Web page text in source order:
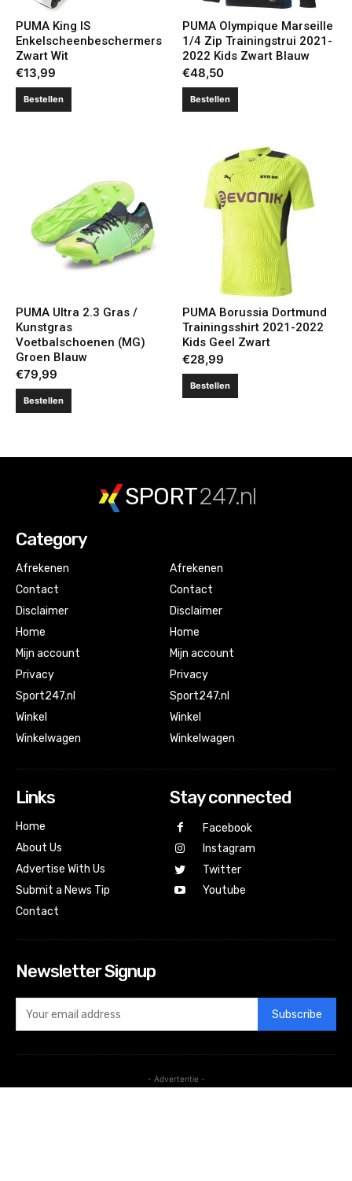
PUMA King IS
Enkelscheenbeschermers
Zwart Wit
€13,99
Bestellen
PUMA Olympique Marseille
1/4 Zip Trainingstrui 2021-
2022 Kids Zwart Blauw
€48,50
Bestellen
PUMA Ultra 2.3 Gras /
Kunstgras
Voetbalschoenen (MG)
Groen Blauw
€79,99
Bestellen
PUMA Borussia Dortmund
Trainingsshirt 2021-2022
Kids Geel Zwart
€28,99
Bestellen
SPORT247.nl
Category
Afrekenen
Contact
Disclaimer
Home
Mijn account
Privacy
Sport247.nl
Winkel
Winkelwagen
Afrekenen
Contact
Disclaimer
Home
Mijn account
Privacy
Sport247.nl
Winkel
Winkelwagen
Links
Home
About Us
Advertise With Us
Submit a News Tip
Contact
Stay connected
Facebook
Instagram
Twitter
Youtube
Newsletter Signup
Subscribe
- Advertentie -